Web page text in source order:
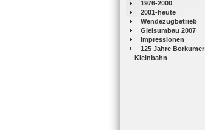
1976-2000
2001-heute
Wendezugbetrieb
Gleisumbau 2007
Impressionen
125 Jahre Borkumer
Kleinbahn